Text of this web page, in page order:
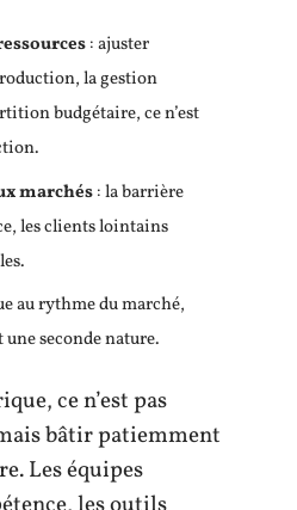
: ajuster
la gestion
budgétaire, ce n’est
marchés: la barrière
les clients lointains
au rythme du marché,
seconde nature.
ce n’est pas
bâtir patiemment
Les équipes